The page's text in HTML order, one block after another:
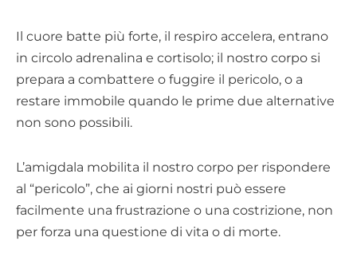
Il cuore batte più forte, il respiro accelera, entrano
in circolo adrenalina e cortisolo; il nostro corpo si
prepara a combattere o fuggire il pericolo, o a
restare immobile quando le prime due alternative
non sono possibili.
L’amigdala mobilita il nostro corpo per rispondere
al “pericolo”, che ai giorni nostri può essere
facilmente una frustrazione o una costrizione, non
per forza una questione di vita o di morte.